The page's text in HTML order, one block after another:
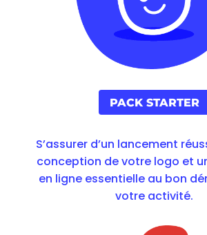
PACK STARTER
S’assurer d’un lancement
conception de votre logo et
en ligne essentielle au bon
votre activité.